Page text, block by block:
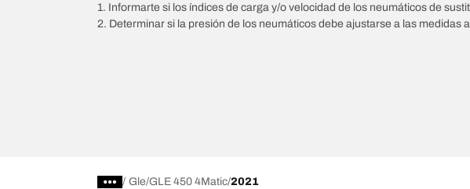
1. Informarte si los índices de carga y/o velocidad de los neumáticos de
2. Determinar si la presión de los neumáticos debe ajustarse a las medidas
/ Gle GLE 450 4Matic 2021